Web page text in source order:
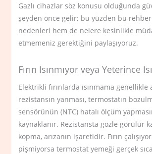
Gazlı cihazlar söz konusu olduğunda
şeyden önce gelir; bu yüzden bu
nedenleri hem de nelere kesinlikle
etmemeniz gerektiğini paylaşıyoruz.
Fırın Isınmıyor veya Yeterince
Elektrikli fırınlarda ısınmama genellikle
rezistansın yanması, termostatın
sensörünün (NTC) hatalı ölçüm
kaynaklanır. Rezistansta gözle görülür
kopma, arızanın işaretidir. Fırın
pişmiyorsa termostat yemeği gerçek